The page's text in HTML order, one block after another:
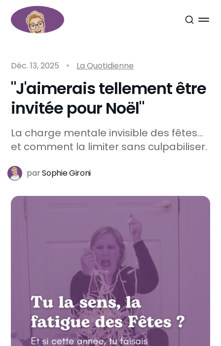
Déc. 13, 2025 La Quotidienne
"J'aimerais tellement être
invitée pour Noël"
La charge mentale invisible des fêtes...
et comment la limiter sans culpabiliser.
parSophie Gironi